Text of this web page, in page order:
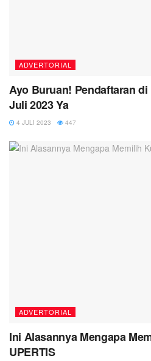
ADVERTORIAL
Ayo Buruan! Pendaftaran di
Juli 2023 Ya
4 JULI 2023 447
ADVERTORIAL
Ini Alasannya Mengapa
UPERTIS